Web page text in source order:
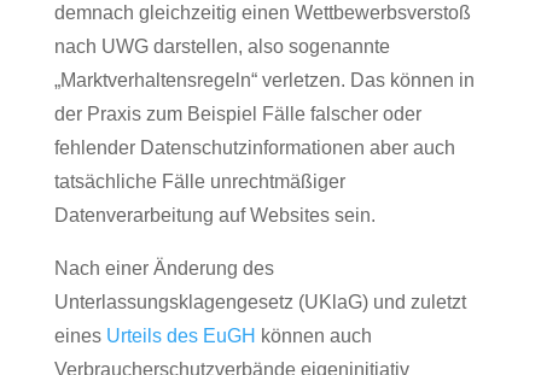
demnach gleichzeitig einen Wettbewerbsverstoß
nach UWG darstellen, also sogenannte
„Marktverhaltensregeln“ verletzen. Das können in
der Praxis zum Beispiel Fälle falscher oder
fehlender Datenschutzinformationen aber auch
tatsächliche Fälle unrechtmäßiger
Datenverarbeitung auf Websites sein.
Nach einer Änderung des
Unterlassungsklagengesetz (UKlaG) und zuletzt
eines Urteils des EuGH können auch
Verbraucherschutzverbände eigeninitiativ